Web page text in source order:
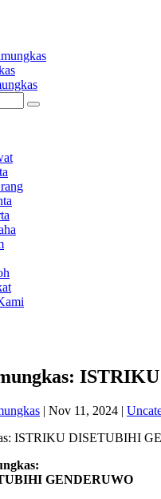
| Nov 11, 2024 |
GENDERUWO